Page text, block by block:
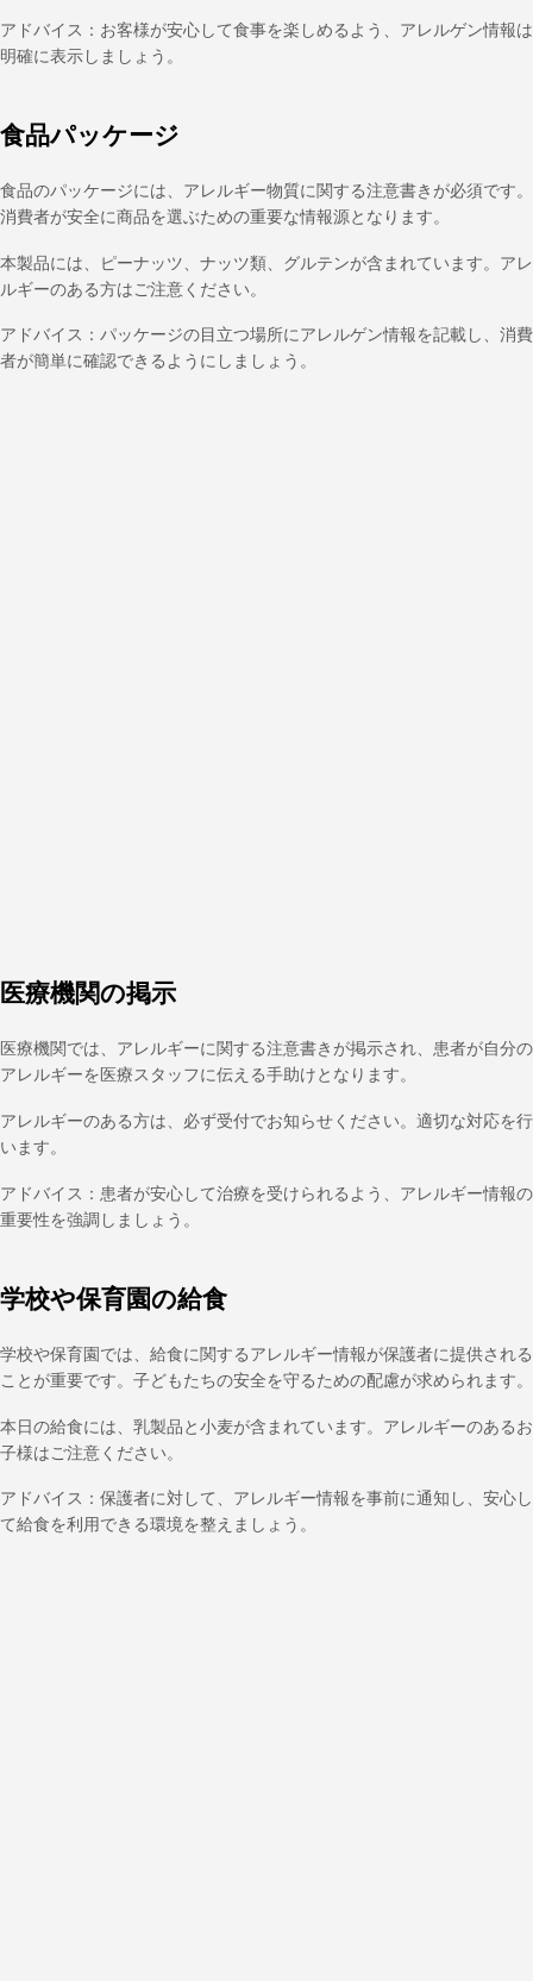
アドバイス：お客様が安心して食事を楽しめるよう、アレルゲン情報は
明確に表示しましょう。
食品パッケージ
食品のパッケージには、アレルギー物質に関する注意書きが必須です。
消費者が安全に商品を選ぶための重要な情報源となります。
本製品には、ピーナッツ、ナッツ類、グルテンが含まれています。アレ
ルギーのある方はご注意ください。
アドバイス：パッケージの目立つ場所にアレルゲン情報を記載し、消費
者が簡単に確認できるようにしましょう。
医療機関の掲示
医療機関では、アレルギーに関する注意書きが掲示され、患者が自分の
アレルギーを医療スタッフに伝える手助けとなります。
アレルギーのある方は、必ず受付でお知らせください。適切な対応を行
います。
アドバイス：患者が安心して治療を受けられるよう、アレルギー情報の
重要性を強調しましょう。
学校や保育園の給食
学校や保育園では、給食に関するアレルギー情報が保護者に提供される
ことが重要です。子どもたちの安全を守るための配慮が求められます。
本日の給食には、乳製品と小麦が含まれています。アレルギーのあるお
子様はご注意ください。
アドバイス：保護者に対して、アレルギー情報を事前に通知し、安心し
て給食を利用できる環境を整えましょう。